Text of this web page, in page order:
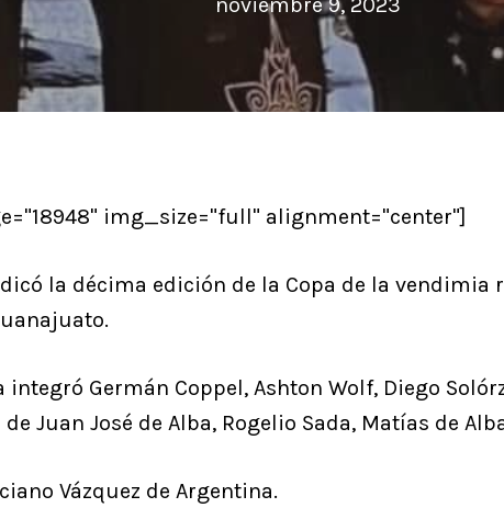
img_size="full" alignment="center"]
la décima edición de la Copa de la vendimia
Germán Coppel, Ashton Wolf, Diego
Juan José de Alba, Rogelio Sada, Matías de
Vázquez de Argentina.